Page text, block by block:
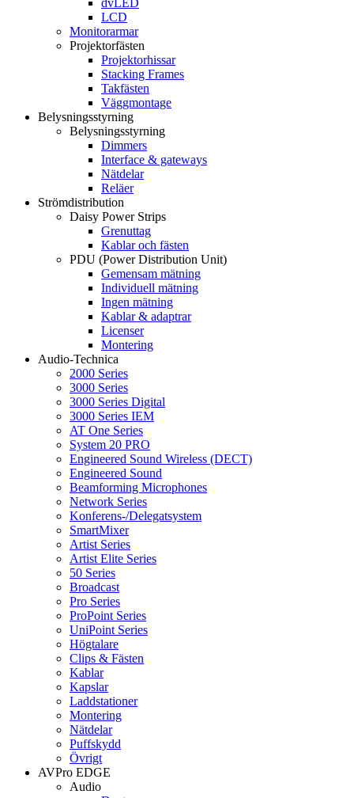
dvLED
LCD
Monitorarmar
Projektorfästen
Projektorhissar
Stacking Frames
Takfästen
Väggmontage
Belysningsstyrning
Belysningsstyrning
Dimmers
Interface & gateways
Nätdelar
Reläer
Strömdistribution
Daisy Power Strips
Grenuttag
Kablar och fästen
PDU (Power Distribution Unit)
Gemensam mätning
Individuell mätning
Ingen mätning
Kablar & adaptrar
Licenser
Montering
Audio-Technica
2000 Series
3000 Series
3000 Series Digital
3000 Series IEM
AT One Series
System 20 PRO
Engineered Sound Wireless (DECT)
Engineered Sound
Beamforming Microphones
Network Series
Konferens-/Delegatsystem
SmartMixer
Artist Series
Artist Elite Series
50 Series
Broadcast
Pro Series
ProPoint Series
UniPoint Series
Högtalare
Clips & Fästen
Kablar
Kapslar
Laddstationer
Montering
Nätdelar
Puffskydd
Övrigt
AVPro EDGE
Audio